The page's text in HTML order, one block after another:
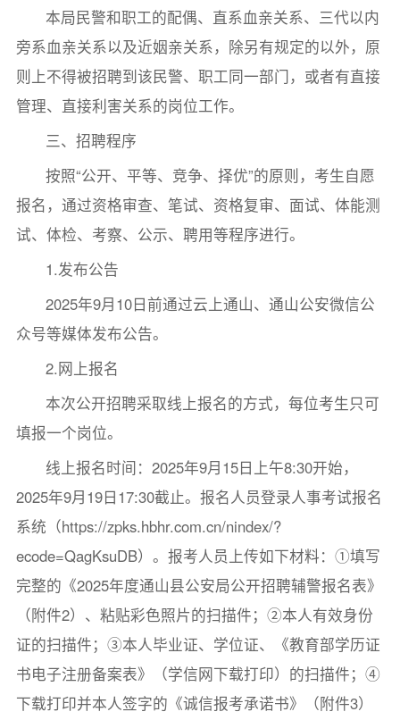
本局民警和职工的配偶、直系血亲关系、三代以内
旁系血亲关系以及近姻亲关系，除另有规定的以外，原
则上不得被招聘到该民警、职工同一部门，或者有直接
管理、直接利害关系的岗位工作。
三、招聘程序
按照“公开、平等、竞争、择优”的原则，考生自愿
报名，通过资格审查、笔试、资格复审、面试、体能测
试、体检、考察、公示、聘用等程序进行。
1.发布公告
2025年9月10日前通过云上通山、通山公安微信公
众号等媒体发布公告。
2.网上报名
本次公开招聘采取线上报名的方式，每位考生只可
填报一个岗位。
线上报名时间：2025年9月15日上午8:30开始，
2025年9月19日17:30截止。报名人员登录人事考试报名
系统（https://zpks.hbhr.com.cn/nindex/?
ecode=QagKsuDB）。报考人员上传如下材料：①填写
完整的《2025年度通山县公安局公开招聘辅警报名表》
（附件2）、粘贴彩色照片的扫描件；②本人有效身份
证的扫描件；③本人毕业证、学位证、《教育部学历证
书电子注册备案表》（学信网下载打印）的扫描件；④
下载打印并本人签字的《诚信报考承诺书》（附件3）